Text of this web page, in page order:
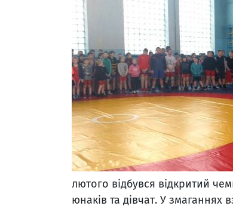
лютого відбувся відкритий
юнаків та дівчат. У змаганнях